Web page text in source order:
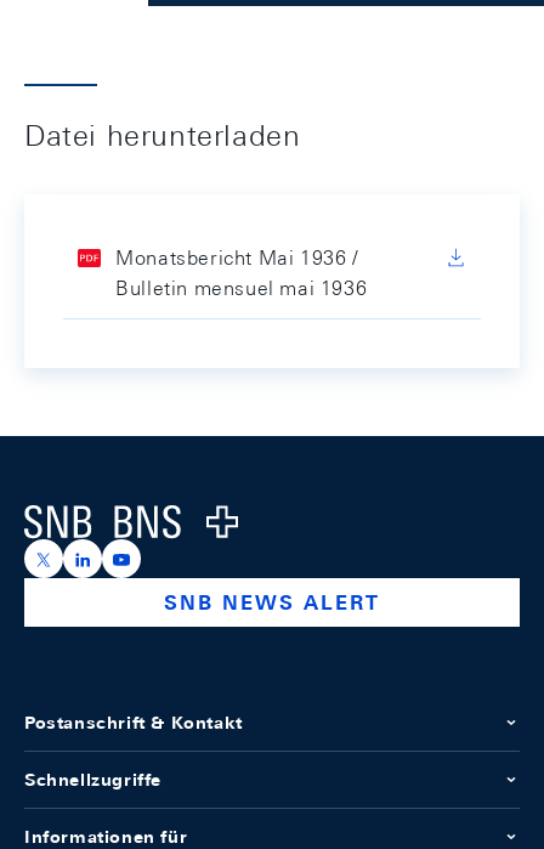
Datei herunterladen
Monatsbericht Mai 1936 /
Bulletin mensuel mai 1936
Logo
https://x.com/snb_bns
https://ch.linkedin.com/company/swiss-national-
https://www.youtube.com/@swissnationalbank
SNB NEWS ALERT
Postanschrift & Kontakt
Schnellzugriffe
Informationen für